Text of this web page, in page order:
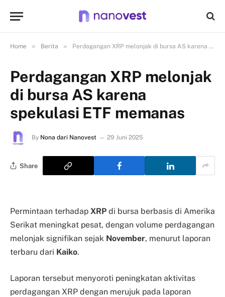
Home » Berita » Perdagangan XRP melonjak di bursa AS karena spekulasi ETF memanas
Perdagangan XRP melonjak
di bursa AS karena
spekulasi ETF memanas
By Nona dari Nanovest 29 Juni 2025
Share
Permintaan terhadap XRP di bursa berbasis di Amerika
Serikat meningkat pesat, dengan volume perdagangan
melonjak signifikan sejak November, menurut laporan
terbaru dari Kaiko.
Laporan tersebut menyoroti peningkatan aktivitas
perdagangan XRP dengan merujuk pada laporan